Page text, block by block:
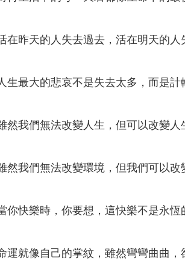
在昨天的人失去過去，活在明天的
生最大的悲哀不是失去太多，而是
然我們無法改變人生，但可以改變人
然我們無法改變環境，但我們可以改
你快樂時，你要想，這快樂不是永
運就像自己的掌紋，雖然彎彎曲曲，